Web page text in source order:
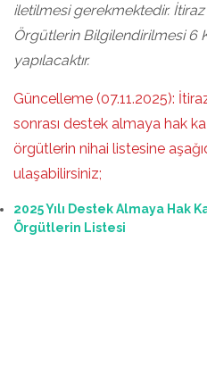
iletilmesi gerekmektedir. İtiraz
Örgütlerin Bilgilendirilmesi 6
yapılacaktır.
Güncelleme (07.11.2025):
sonrası destek almaya hak
örgütlerin nihai listesine
ulaşabilirsiniz;
2025 Yılı Destek Almaya Hak
Örgütlerin Listesi